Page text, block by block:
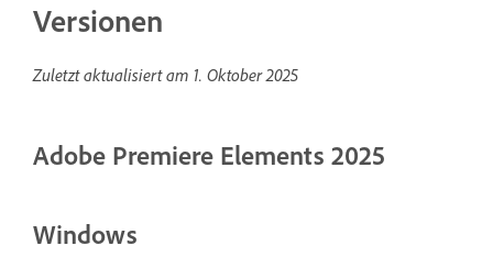
Versionen
Zuletzt aktualisiert am 1. Oktober 2025
Adobe Premiere Elements 2025
Windows